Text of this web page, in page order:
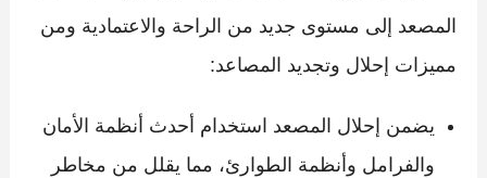
المصعد إلى مستوى جديد من الراحة والاعتمادية ومن
مميزات إحلال وتجديد المصاعد:
يضمن إحلال المصعد استخدام أحدث أنظمة الأمان
والفرامل وأنظمة الطوارئ، مما يقلل من مخاطر